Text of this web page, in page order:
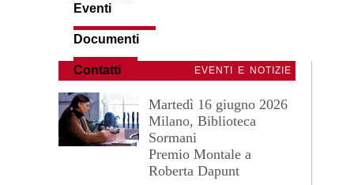
Eventi
Documenti
Contatti EVENTI E NOTIZIE
Martedì 16 giugno 2026
Milano, Biblioteca
Sormani
Premio Montale a
Roberta Dapunt